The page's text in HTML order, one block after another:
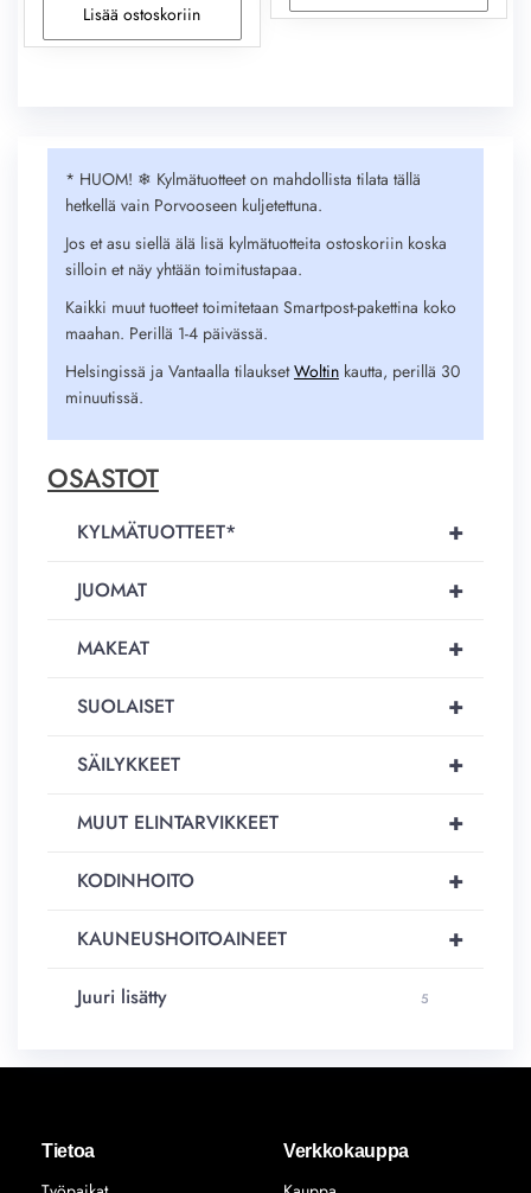
Lisää ostoskoriin
* HUOM! ❄︎ Kylmätuotteet on mahdollista tilata tällä
hetkellä vain Porvooseen kuljetettuna.
Jos et asu siellä älä lisä kylmätuotteita ostoskoriin koska
silloin et näy yhtään toimitustapaa.
Kaikki muut tuotteet toimitetaan Smartpost-pakettina koko
maahan. Perillä 1-4 päivässä.
Helsingissä ja Vantaalla tilauksetWoltin kautta, perillä 30
minuutissä.
OSASTOT
+
KYLMÄTUOTTEET*
+
JUOMAT
+
MAKEAT
+
SUOLAISET
+
SÄILYKKEET
+
MUUT ELINTARVIKKEET
+
KODINHOITO
+
KAUNEUSHOITOAINEET
Juuri lisätty 5
Tietoa Verkkokauppa